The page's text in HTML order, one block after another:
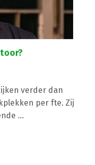
verder dan
per fte. Zij
...